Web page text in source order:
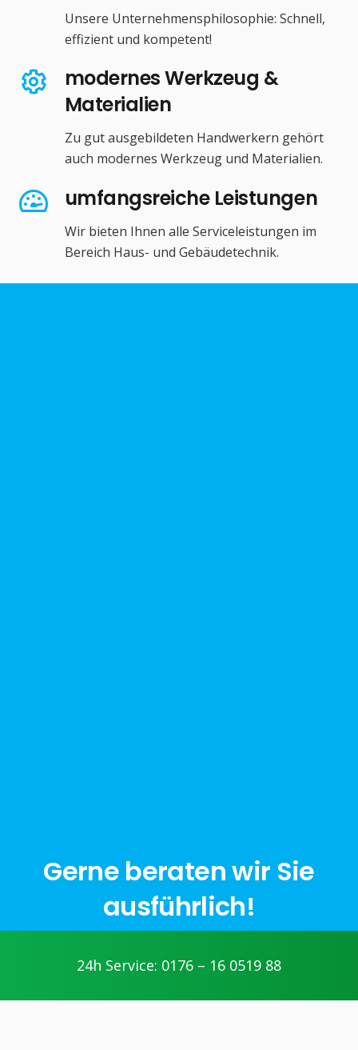
Unsere Unternehmensphilosophie: Schnell,
effizient und kompetent!
modernes Werkzeug &
Materialien
Zu gut ausgebildeten Handwerkern gehört
auch modernes Werkzeug und Materialien.
umfangsreiche Leistungen
Wir bieten Ihnen alle Serviceleistungen im
Bereich Haus- und Gebäudetechnik.
Gerne beraten wir Sie
ausführlich!
jetzt anfragen
24h Service: 0176 – 16 0519 88